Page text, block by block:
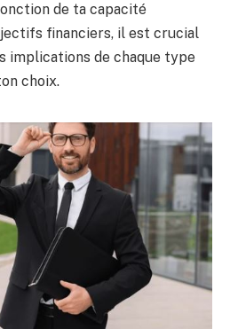
de ta capacité
financiers, il est crucial
implications de chaque type
choix.